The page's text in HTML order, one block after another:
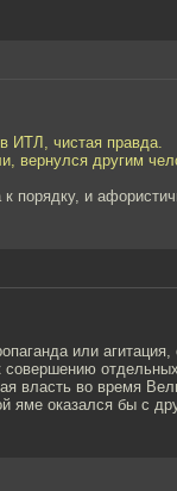
ИТЛ, чистая правда.
вернулся другим
порядку, и
или
совершению
власть во время
яме оказался бы с